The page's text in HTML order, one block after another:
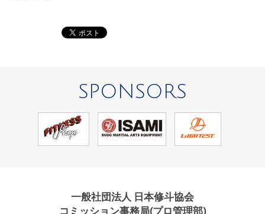
SPONSORS
一般社団法人 日本修斗協会
コミッション事務局(プロ管理部)